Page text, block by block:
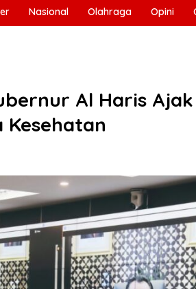
Nasional Olahraga Opini
Al Haris Ajak